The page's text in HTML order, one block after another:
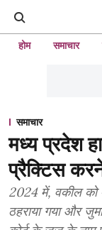
होम समाचार
समाचार
मध्य प्रदेश
प्रैक्टिस
2024 में, वकील को
ठहराया गया और